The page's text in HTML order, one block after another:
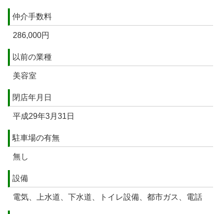
仲介手数料
286,000円
以前の業種
美容室
閉店年月日
平成29年3月31日
駐車場の有無
無し
設備
電気、上水道、下水道、トイレ設備、都市ガス、電話